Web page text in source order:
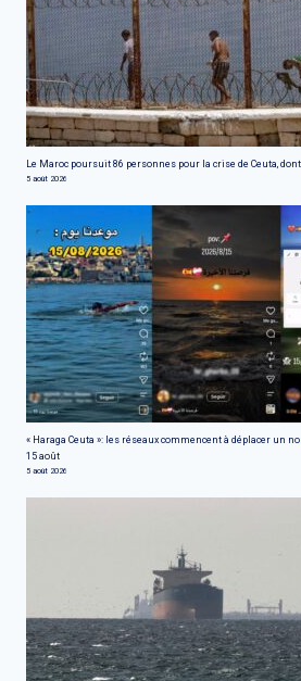
Le Maroc poursuit 86 personnes pour la crise de Ceuta,
5 août 2026
« Haraga Ceuta »: les réseaux commencent à déplacer un
15 août
5 août 2026